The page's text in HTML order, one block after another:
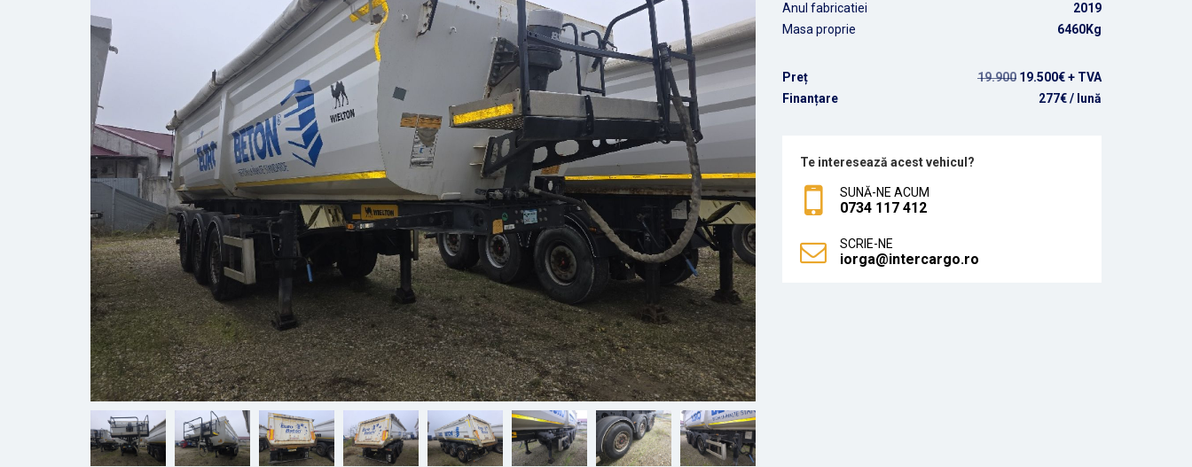
Anul fabricatiei
2019
Masa proprie
6460Kg
Preț 19.900 19.500€ + TVA
Finanțare
277€/ lună
Te interesează acest vehicul?
SUNĂ-NE ACUM
0734 117 412
SCRIE-NE
iorga@intercargo.ro